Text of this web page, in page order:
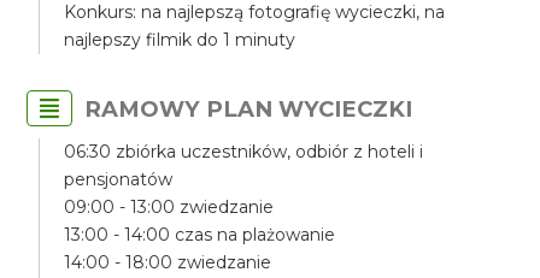
Konkurs: na najlepszą fotografię wycieczki, na
najlepszy filmik do 1 minuty
RAMOWY PLAN WYCIECZKI
06:30 zbiórka uczestników, odbiór z hoteli i
pensjonatów
09:00 - 13:00 zwiedzanie
13:00 - 14:00 czas na plażowanie
14:00 - 18:00 zwiedzanie